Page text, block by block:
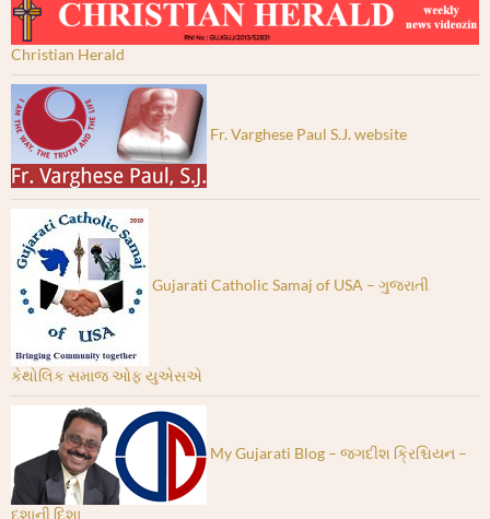
Christian Herald
Fr. Varghese Paul S.J. website
Gujarati Catholic Samaj of USA – ગુજરાતી
કેથોલિક સમાજ ઓફ યુએસએ
My Gujarati Blog – જગદીશ ક્રિશ્ચિયન –
દશાની દિશા